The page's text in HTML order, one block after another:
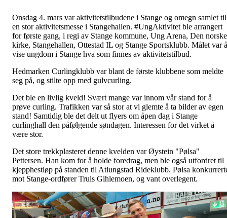
Onsdag 4. mars var aktivitetstilbudene i Stange og omegn samlet til
en stor aktivitetsmesse i Stangehallen. #UngAktivitet ble arrangert
for første gang, i regi av Stange kommune, Ung Arena, Den norske
kirke, Stangehallen, Ottestad IL og Stange Sportsklubb. Målet var å
vise ungdom i Stange hva som finnes av aktivitetstilbud.
Hedmarken Curlingklubb var blant de første klubbene som meldte
seg på, og stilte opp med gulvcurling.
Det ble en livlig kveld! Svært mange var innom vår stand for å
prøve curling. Trafikken var så stor at vi glemte å ta bilder av egen
stand! Samtidig ble det delt ut flyers om åpen dag i Stange
curlinghall den påfølgende søndagen. Interessen for det virket å
være stor.
Det store trekkplasteret denne kvelden var Øystein "Pølsa"
Pettersen. Han kom for å holde foredrag, men ble også utfordret til
kjepphestløp på standen til Atlungstad Rideklubb. Pølsa
mot Stange-ordfører Truls Gihlemoen, og vant overlegent.